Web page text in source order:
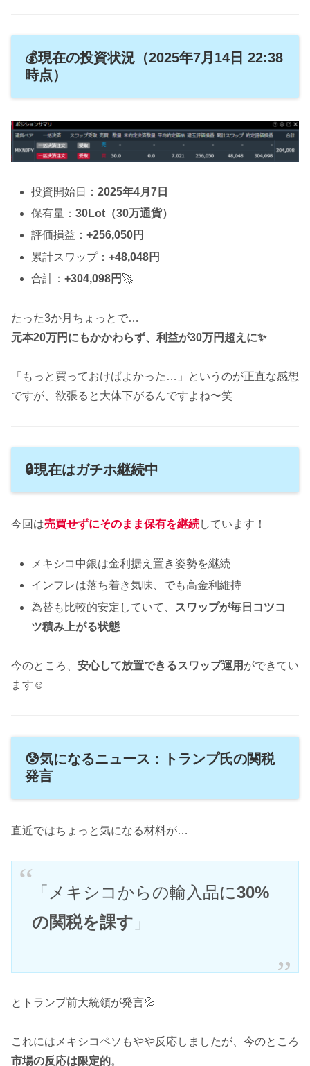
💰現在の投資状況（2025年7月14日 22:38
時点）
投資開始日：2025年4月7日
保有量：30Lot（30万通貨）
評価損益：+256,050円
累計スワップ：+48,048円
合計：+304,098円 🚀
たった3か月ちょっとで…
元本20万円にもかかわらず、利益が30万円超えに✨
「もっと買っておけばよかった…」というのが正直な感想
ですが、欲張ると大体下がるんですよね〜笑
🔒現在はガチホ継続中
今回は売買せずにそのまま保有を継続しています！
メキシコ中銀は金利据え置き姿勢を継続
インフレは落ち着き気味、でも高金利維持
為替も比較的安定していて、
スワップが毎日コツコ
ツ積み上がる状態
今のところ、 安心して放置できるスワップ運用 ができてい
ます☺️
😰気になるニュース：トランプ氏の関税
発言
直近ではちょっと気になる材料が…
「メキシコからの輸入品に30%
の関税を課す 」
とトランプ前大統領が発言💦
これにはメキシコペソもやや反応しましたが、今のところ
市場の反応は限定的。